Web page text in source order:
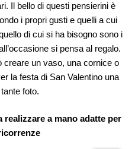
Il bello di questi pensierini è
i propri gusti e quelli a cui
di cui si ha bisogno sono i
si pensa al regalo.
creare un vaso, una cornice o
la festa di San Valentino una
foto.
realizzare a mano adatte per